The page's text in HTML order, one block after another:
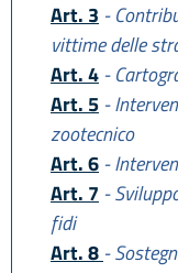
Art. 3 -
vittime delle
Art. 4 -
Art. 5 -
zootecnico
Art. 6 -
Art. 7 -
fidi
Art. 8 -